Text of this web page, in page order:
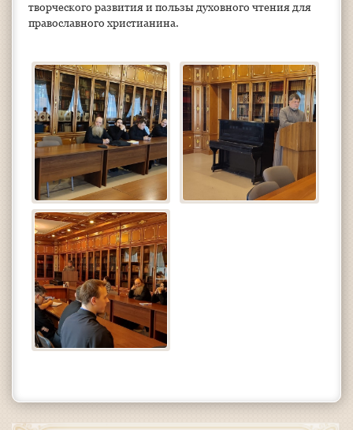
творческого развития и пользы духовного чтения для
православного христианина.